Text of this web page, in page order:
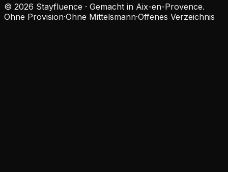
© 2026 Stayfluence · Gemacht in Aix-en-Provence.
Ohne Provision·Ohne Mittelsmann·Offenes Verzeichnis